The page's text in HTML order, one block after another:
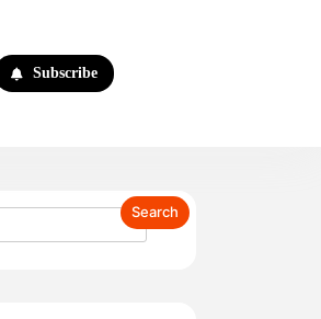
Subscribe